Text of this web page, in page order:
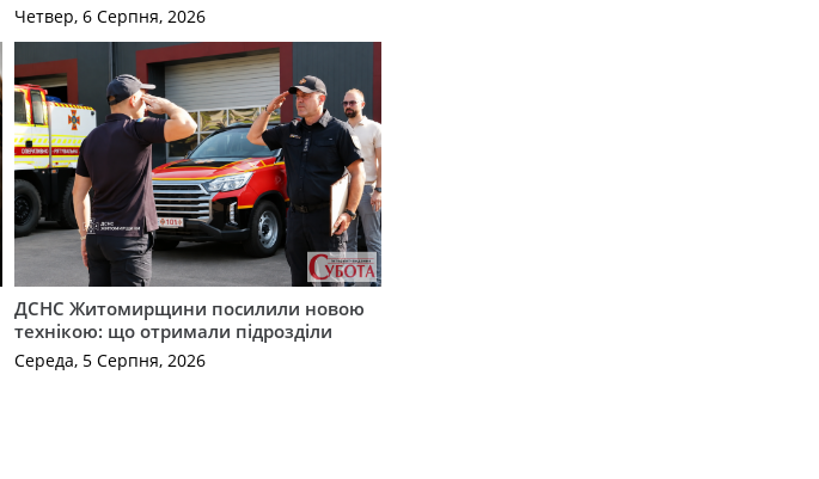
Четвер, 6 Серпня, 2026
ДСНС Житомирщини посилили новою
технікою: що отримали підрозділи
Середа, 5 Серпня, 2026